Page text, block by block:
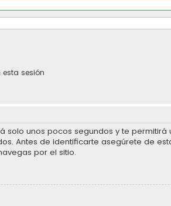
sesión
unos pocos segundos y te
Antes de identificarte asegúrete de
por el sitio.